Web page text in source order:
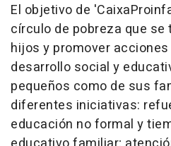
El objetivo de
círculo de pobreza que
hijos y promover
desarrollo social y
pequeños como de sus
diferentes iniciativas:
educación no formal y